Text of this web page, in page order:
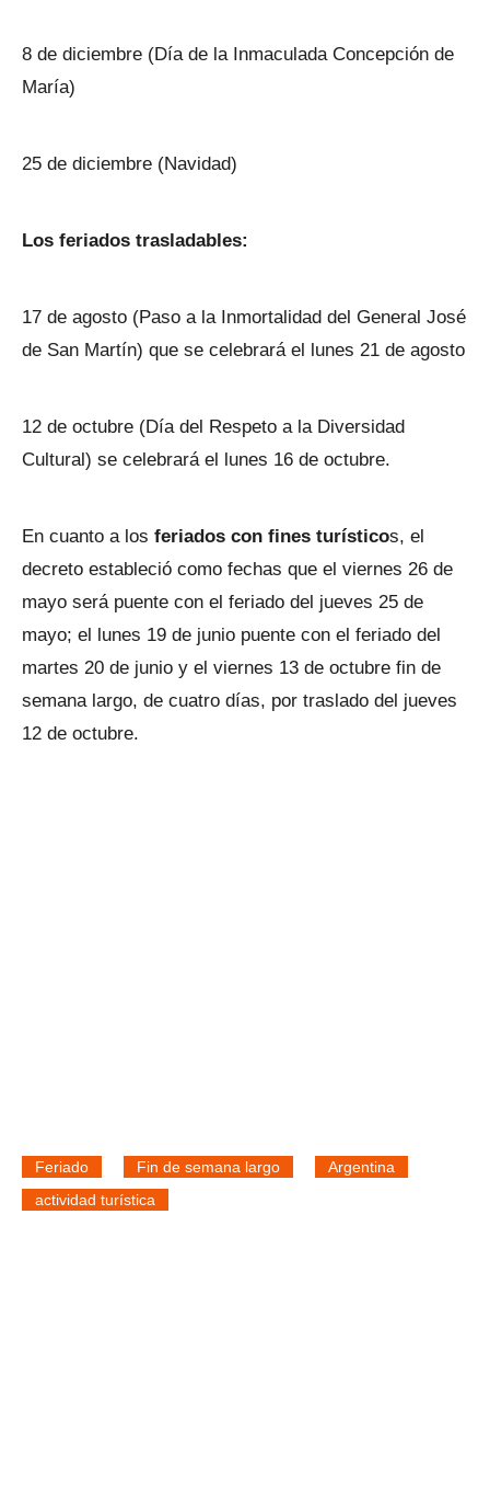
8 de diciembre (Día de la Inmaculada Concepción de
María)
25 de diciembre (Navidad)
Los feriados trasladables:
17 de agosto (Paso a la Inmortalidad del General José
de San Martín) que se celebrará el lunes 21 de agosto
12 de octubre (Día del Respeto a la Diversidad
Cultural) se celebrará el lunes 16 de octubre.
En cuanto a los feriados con fines turísticos, el
decreto estableció como fechas que el viernes 26 de
mayo será puente con el feriado del jueves 25 de
mayo; el lunes 19 de junio puente con el feriado del
martes 20 de junio y el viernes 13 de octubre fin de
semana largo, de cuatro días, por traslado del jueves
12 de octubre.
Feriado Fin de semana largo
Argentina
actividad turística